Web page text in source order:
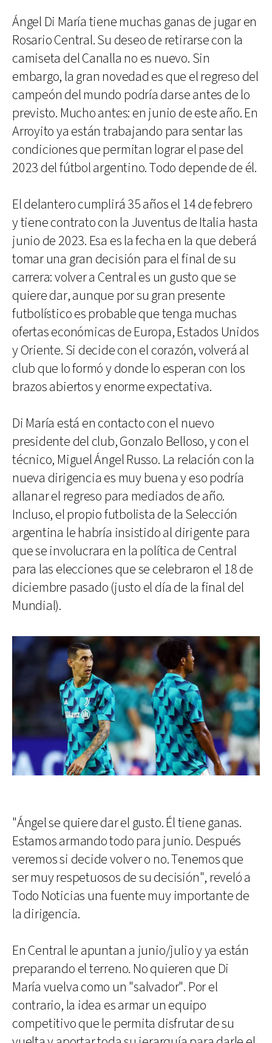
Ángel Di María tiene muchas ganas de jugar en
Rosario Central. Su deseo de retirarse con la
camiseta del Canalla no es nuevo. Sin
embargo, la gran novedad es que el regreso del
campeón del mundo podría darse antes de lo
previsto. Mucho antes: en junio de este año. En
Arroyito ya están trabajando para sentar las
condiciones que permitan lograr el pase del
2023 del fútbol argentino. Todo depende de él.
El delantero cumplirá 35 años el 14 de febrero
y tiene contrato con la Juventus de Italia hasta
junio de 2023. Esa es la fecha en la que deberá
tomar una gran decisión para el final de su
carrera: volver a Central es un gusto que se
quiere dar, aunque por su gran presente
futbolístico es probable que tenga muchas
ofertas económicas de Europa, Estados Unidos
y Oriente. Si decide con el corazón, volverá al
club que lo formó y donde lo esperan con los
brazos abiertos y enorme expectativa.
Di María está en contacto con el nuevo
presidente del club, Gonzalo Belloso, y con el
técnico, Miguel Ángel Russo. La relación con la
nueva dirigencia es muy buena y eso podría
allanar el regreso para mediados de año.
Incluso, el propio futbolista de la Selección
argentina le habría insistido al dirigente para
que se involucrara en la política de Central
para las elecciones que se celebraron el 18 de
diciembre pasado (justo el día de la final del
Mundial).
"Ángel se quiere dar el gusto. Él tiene ganas.
Estamos armando todo para junio. Después
veremos si decide volver o no. Tenemos que
ser muy respetuosos de su decisión", reveló a
Todo Noticias una fuente muy importante de
la dirigencia.
En Central le apuntan a junio/julio y ya están
preparando el terreno. No quieren que Di
María vuelva como un "salvador". Por el
contrario, la idea es armar un equipo
competitivo que le permita disfrutar de su